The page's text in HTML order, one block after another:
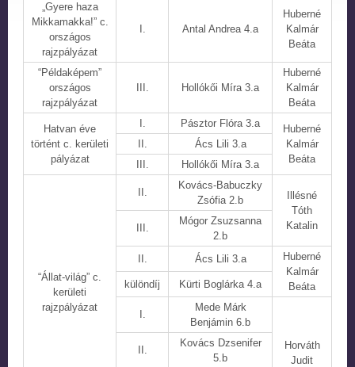
„Gyere haza
Mikkamakka!” c.
országos
rajzpályázat
I. Antal Andrea 4.a
Huberné
Kalmár
Beáta
“Példaképem”
országos
rajzpályázat
III. Hollókői Míra 3.a
Huberné
Kalmár
Beáta
Hatvan éve
történt c. kerületi
pályázat
I. Pásztor Flóra 3.a
Huberné
Kalmár
Beáta
II.
Ács Lili 3.a
III.
Hollókői Míra 3.a
“Állat-világ” c.
kerületi
rajzpályázat
II.
Kovács-Babuczky
Zsófia 2.b
Illésné
Tóth
Katalin
III.
Mógor Zsuzsanna
2.b
II.
Ács Lili 3.a
Huberné
Kalmár
Beáta
különdíj Kürti Boglárka 4.a
I.
Mede Márk
Benjámin 6.b
Horváth
Judit
II.
Kovács Dzsenifer
5.b